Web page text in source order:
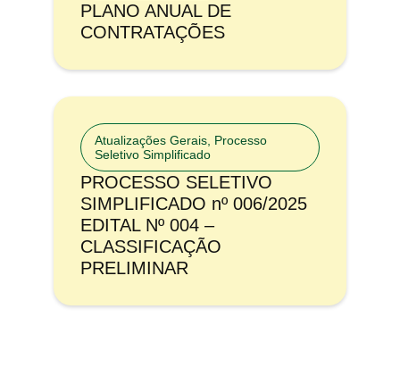
PLANO ANUAL DE
CONTRATAÇÕES
Atualizações Gerais Processo
Seletivo Simplificado
PROCESSO SELETIVO
SIMPLIFICADO nº 006/2025
EDITAL Nº 004 –
CLASSIFICAÇÃO
PRELIMINAR